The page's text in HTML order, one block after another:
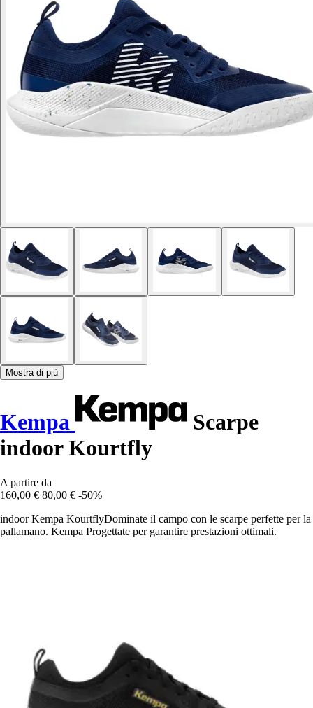
Mostra di più
Kempa
Scarpe
indoor Kourtfly
A partire da
160,00 € 80,00 € -50%
indoor Kempa KourtflyDominate il campo con le scarpe perfette per la
pallamano. Kempa Progettate per garantire prestazioni ottimali.